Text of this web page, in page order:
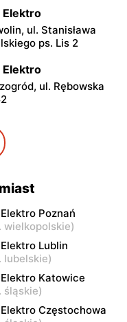
Elektro
ul. Stanisława
ps. Lis 2
Elektro
ul. Rębowska
ul. Warszawska 50
ul. Rynek Mariacki
ul. Pułtuska 20
Elektro
Podlaski, ul. Długa
Poznań
wielkopolskie)
Lublin
lubelskie)
Katowice
śląskie)
Częstochowa